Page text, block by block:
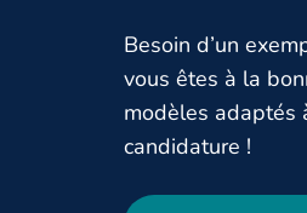
Besoin d’un
vous êtes à la
modèles adaptés
candidature !